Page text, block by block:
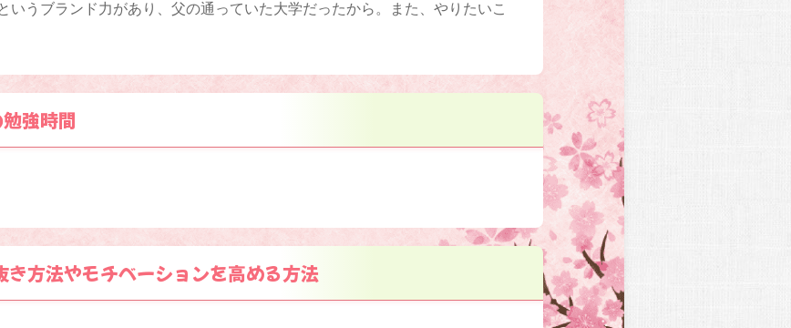
いうブランド力があり、父の通っていた大学だったから。また、やりたいこ
強時間
き方法やモチベーションを高める方法